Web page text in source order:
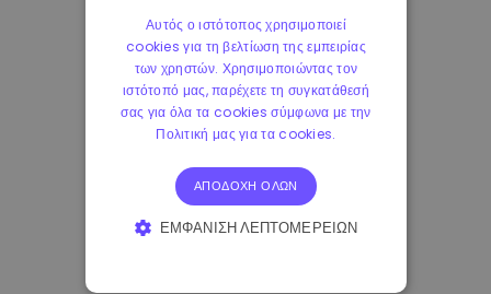
Αυτός ο ιστότοπος χρησιμοποιεί
cookies για τη βελτίωση της εμπειρίας
των χρηστών. Χρησιμοποιώντας τον
ιστότοπό μας, παρέχετε τη συγκατάθεσή
σας για όλα τα cookies σύμφωνα με την
Πολιτική μας για τα cookies.
ΑΠΟΔΟΧΉ ΌΛΩΝ
ΕΜΦΆΝΙΣΗ ΛΕΠΤΟΜΕΡΕΙΏΝ